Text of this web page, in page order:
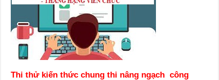
Thi thử kiến thức chung thi nâng ngạch công